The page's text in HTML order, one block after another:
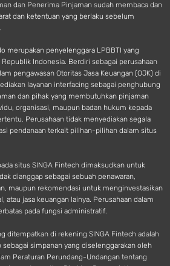
dan Penerima Pinjaman sudah membaca dan
dan ketentuan yang berlaku sebelum
merupakan penyelenggara LPBBTI yang
Indonesia. Berdiri sebagai perusahaan
pengawasan Otoritas Jasa Keuangan (OJK) di
layanan interfacing sebagai penghubung
dan pihak yang membutuhkan pinjaman
organisasi, maupun badan hukum kepada
Perusahaan tidak menyediakan segala
pendanaan terkait pilihan-pilihan dalam situs
situs SINGA Fintech dimaksudkan untuk
dianggap sebagai sebuah penawaran,
maupun rekomendasi untuk menginvestasikan
atau jasa keuangan lainya. Perusahaan dalam
pada fungsi administratif.
ditempatkan di rekening SINGA Fintech adalah
sebagai simpanan yang diselenggarakan oleh
Peraturan Perundang-Undangan tentang